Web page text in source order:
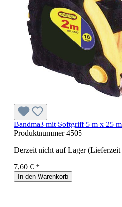
Bandmaß mit Softgriff 5 m x 25
Produktnummer4505
Derzeit nicht auf Lager (Lieferzeit
7,60 € *
In den Warenkorb